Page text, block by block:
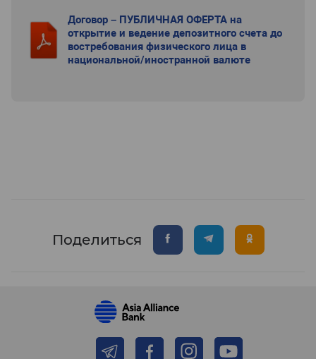
Договор – ПУБЛИЧНАЯ ОФЕРТА на
открытие и ведение депозитного счета до
востребования физического лица в
национальной/иностранной валюте
Поделиться